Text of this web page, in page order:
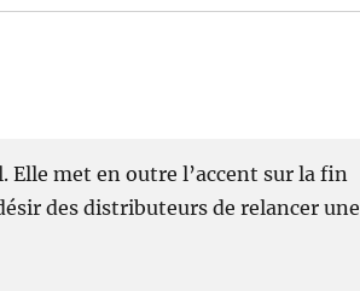
Elle met en outre l’accent sur la fin
des distributeurs de relancer une